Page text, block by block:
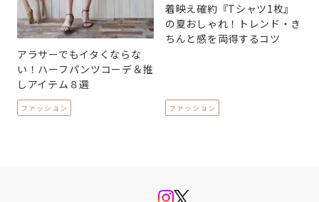
アラサーでもイタくならな
い！ハーフパンツコーデ＆推
しアイテム８選
ファッション
着映え確約『Tシャツ1枚』
の夏おしゃれ！トレンド・き
ちんと感を両得するコツ
ファッション